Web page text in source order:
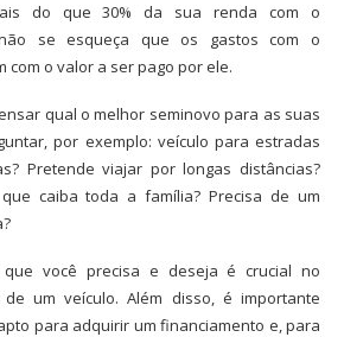
do que 30% da sua renda com o
se esqueça que os gastos com o
com o valor a ser pago por ele.
qual o melhor seminovo para as suas
por exemplo: veículo para estradas
Pretende viajar por longas distâncias?
caiba toda a família? Precisa de um
que você precisa e deseja é crucial no
um veículo. Além disso, é importante
para adquirir um financiamento e, para